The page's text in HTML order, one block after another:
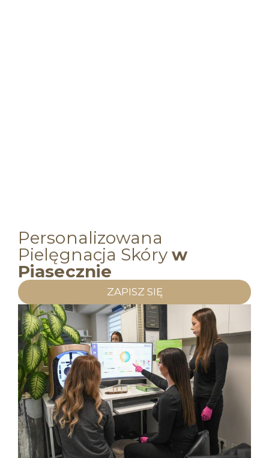
Personalizowana
Pielęgnacja Skóry w
Piasecznie
ZAPISZ SIĘ